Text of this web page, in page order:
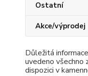
Ostatní
Akce/výprodej
Důležitá
uvedeno všechno
dispozici v